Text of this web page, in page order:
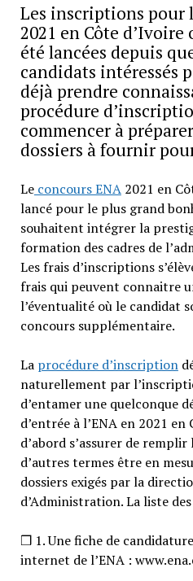
Les inscriptions pour
2021 en Côte
été lancées depuis
candidats intéressés
déjà prendre
procédure
commencer à
dossiers à fournir
Leconcours ENA2021 en
lancé pour le plus grand
souhaitent intégrer la
formation des cadres de
Les frais d’inscriptions
frais qui peuvent connaitre
l’éventualité où le candidat
concours supplémentaire.
La procédure d’inscription
naturellement par
d’entamer une quelconque
d’entrée à l’ENA en 2021
d’abord s’assurer de
d’autres termes être en
dossiers exigés par la
d’Administration. La liste
❒ 1. Une fiche de
internet de l’ENA :